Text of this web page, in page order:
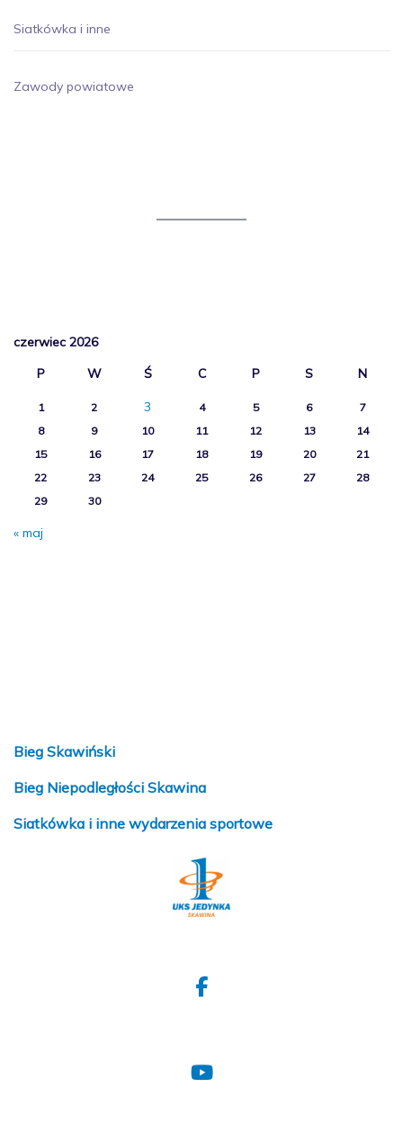
Siatkówka i inne
Zawody powiatowe
czerwiec 2026
P
W Ś C P S N
1 2 3 4 5 6
7
8
9 10 11 12 13
14
15
16 17 18 19 20
21
22
23 24 25 26 27
28
29
30
« maj
Bieg Skawiński
Bieg Niepodległości Skawina
Siatkówka i inne wydarzenia sportowe